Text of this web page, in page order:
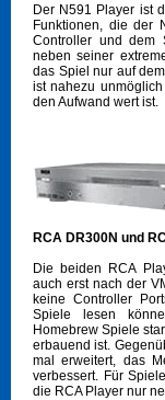
Der N591 Player ist
Funktionen, die der
Controller und dem
neben seiner
das Spiel nur auf
ist nahezu
den Aufwand wert ist.
RCA DR300N und
Die beiden RCA
auch erst nach der
keine Controller
Spiele lesen
Homebrew Spiele
erbauend ist.
mal erweitert, das
verbessert. Für
die RCA Player nur